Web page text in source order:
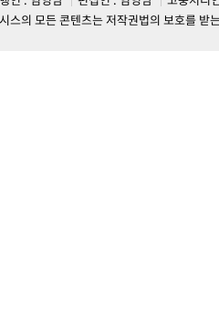
스의 모든 콘텐츠는 저작권법의 보호를